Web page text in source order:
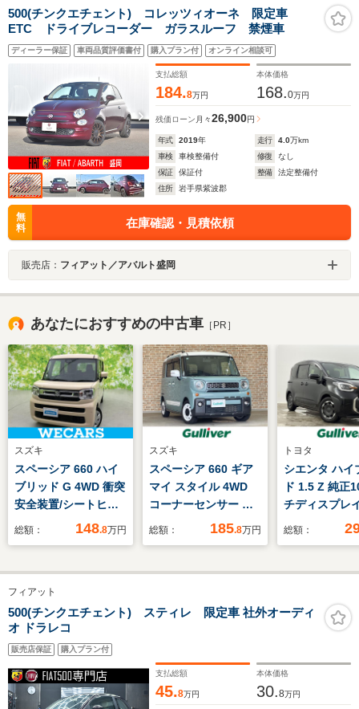
500(チンクエチェント) コレッツィオーネ 限定車
ETC ドライブレコーダー ガラスルーフ 禁煙車
ディーラー保証 車両品質評価書付 購入プラン付 オンライン相談可
支払総額
184.8万円
本体価格
168.0万円
残価ローン 月々26,900円
年式 2019年 走行 4.0万km
車検
車検整備付 修復
なし
保証
保証付 整備
法定整備付
住所
岩手県紫波郡
無
料
在庫確認・見積依頼
販売店： フィアット／アバルト盛岡
あなたにおすすめの中古車 ［PR］
スズキ
スペーシア 660 ハイ
ブリッド G 4WD 衝突
安全装置/シートヒー
ター 前席/車線逸脱防
防止装置/アイドリン
グストップ/禁煙車/エ
アバッグ 運転席/エア
バッグ 助手席/エアバ
ッグ サイド
総額： 148.8万円
スズキ
スペーシア 660 ギア
マイ スタイル 4WD
コーナーセンサー 追
従型クルコン ETC
総額： 185.8万円
トヨタ
シエンタ ハイ
ド 1.5 Z 純正
チディスプレ
クカメラ シ
ライブレコー
ア トヨタセ
ーセンス プ
コン
総額：
フィアット
500(チンクエチェント) スティレ 限定車 社外オーディ
オ ドラレコ
販売店保証 購入プラン付
支払総額
45.8万円
本体価格
30.8万円